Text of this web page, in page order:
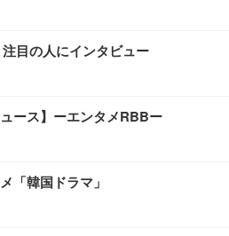
注目の人にインタビュー
ース】ーエンタメRBBー
「韓国ドラマ」